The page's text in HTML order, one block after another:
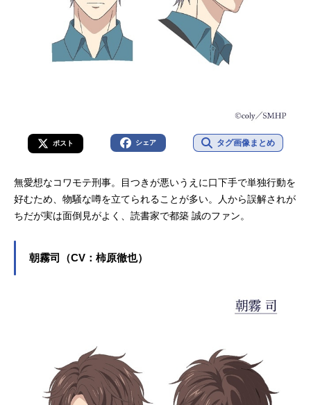
ポスト シェア タグ画像まとめ
無愛想なコワモテ刑事。目つきが悪いうえに口下手で単独行動を
好むため、物騒な噂を立てられることが多い。人から誤解されが
ちだが実は面倒見がよく、読書家で都築 誠のファン。
朝霧司（CV：柿原徹也）